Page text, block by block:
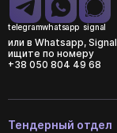
telegramwhatsapp signal
или в Whatsapp, Signal
ищите по номеру
+38 050 804 49 68
Тендерный отдел